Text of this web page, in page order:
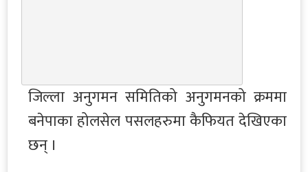
जिल्ला अनुगमन समितिको अनुगमनको क्रममा
बनेपाका होलसेल पसलहरुमा कैफियत देखिएका
छन् ।